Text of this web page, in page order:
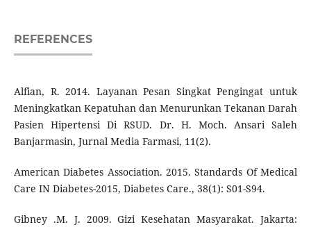
REFERENCES
Alfian, R. 2014. Layanan Pesan Singkat Pengingat untuk
Meningkatkan Kepatuhan dan Menurunkan Tekanan Darah
Pasien Hipertensi Di RSUD. Dr. H. Moch. Ansari Saleh
Banjarmasin, Jurnal Media Farmasi, 11(2).
American Diabetes Association. 2015. Standards Of Medical
Care IN Diabetes-2015, Diabetes Care., 38(1): S01-S94.
Gibney .M. J. 2009. Gizi Kesehatan Masyarakat. Jakarta: